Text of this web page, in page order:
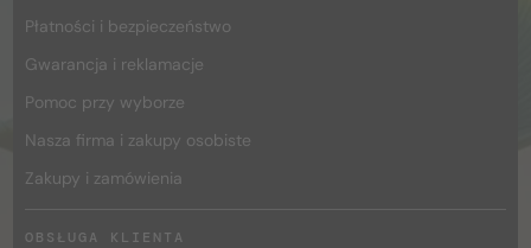
Płatności i bezpieczeństwo
Gwarancja i reklamacje
Pomoc przy wyborze
Nasza firma i zakupy osobiste
Zakupy i zamówienia
OBSŁUGA KLIENTA